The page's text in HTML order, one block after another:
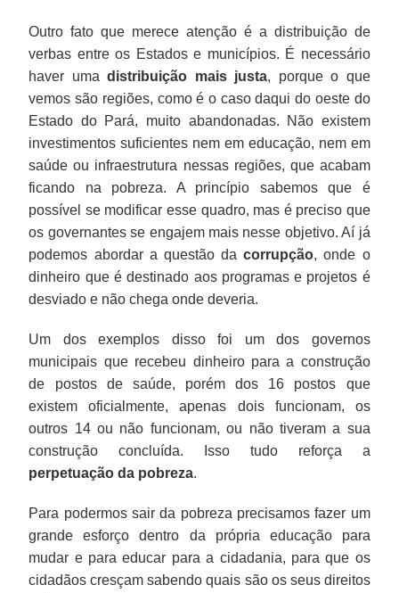
Outro fato que merece atenção é a distribuição de
verbas entre os Estados e municípios. É necessário
haver umadistribuição mais justa, porque o que
vemos são regiões, como é o caso daqui do oeste do
Estado do Pará, muito abandonadas. Não existem
investimentos suficientes nem em educação, nem em
saúde ou infraestrutura nessas regiões, que acabam
ficando na pobreza. A princípio sabemos que é
possível se modificar esse quadro, mas é preciso que
os governantes se engajem mais nesse objetivo. Aí já
podemos abordar a questão dacorrupção, onde o
dinheiro que é destinado aos programas e projetos é
desviado e não chega onde deveria.
Um dos exemplos disso foi um dos governos
municipais que recebeu dinheiro para a construção
de postos de saúde, porém dos 16 postos que
existem oficialmente, apenas dois funcionam, os
outros 14 ou não funcionam, ou não tiveram a sua
construção concluída. Isso tudo reforça a
perpetuação da pobreza.
Para podermos sair da pobreza precisamos fazer um
grande esforço dentro da própria educação para
mudar e para educar para a cidadania, para que os
cidadãos cresçam sabendo quais são os seus direitos